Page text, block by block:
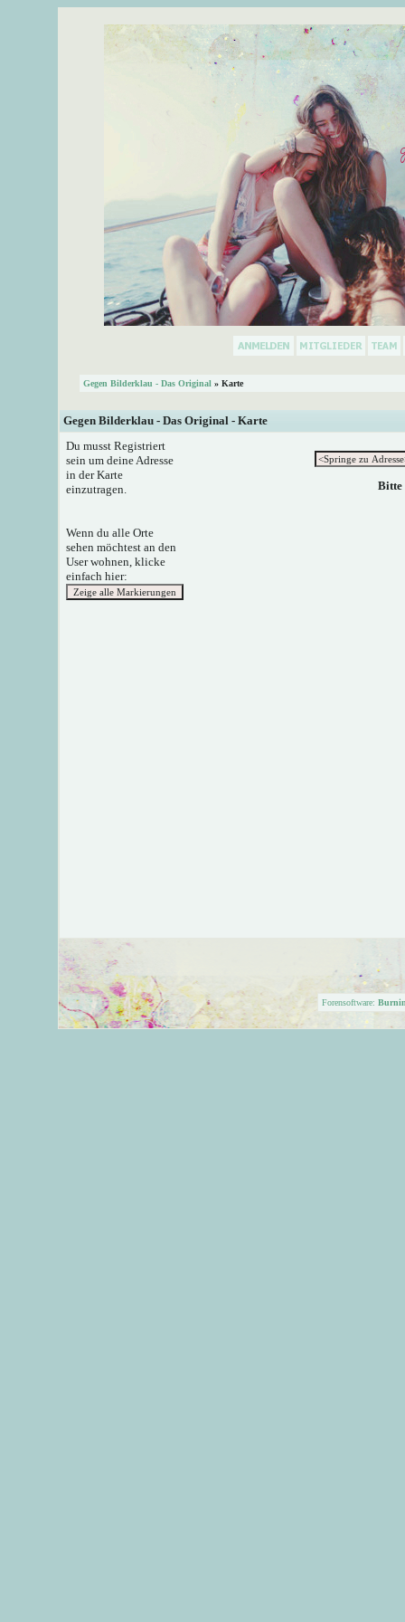
Gegen Bilderklau - Das Original » Karte
Gegen Bilderklau - Das Original - Karte
Du musst Registriert
sein um deine Adresse
in der Karte
einzutragen.
Wenn du alle Orte
sehen möchtest an den
User wohnen, klicke
einfach hier:
Bitte
Forensoftware: